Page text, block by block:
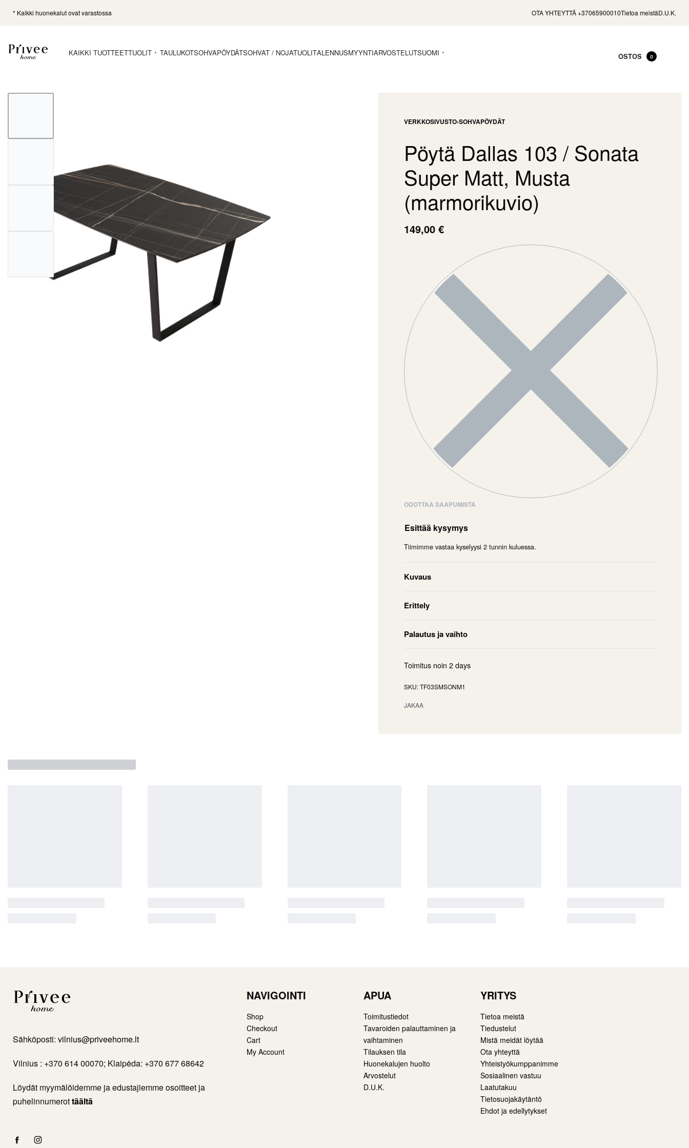
* Kaikki huonekalut ovat varastossa OTA YHTEYTTÄ +37065900010Tietoa meistäD.U.K.
KAIKKI TUOTTEETTUOLIT TAULUKOTSOHVAPÖYDÄTSOHVAT / NOJATUOLITALENNUSMYYNTIARVOSTELUTSUOMI OSTOS 0
VERKKOSIVUSTO›SOHVAPÖYDÄT
Pöytä Dallas 103 / Sonata
Super Matt, Musta
(marmorikuvio)
149,00 €
ODOTTAA SAAPUMISTA
Esittää kysymys
Tiimimme vastaa kyselyysi 2 tunnin kuluessa.
Kuvaus
Erittely
Palautus ja vaihto
Toimitus noin 2 days
TF03SMSONM1
JAKAA
Sähköposti: vilnius@priveehome.lt
Vilnius : +370 614 00070; Klaipėda: +370 677 68642
Löydät myymälöidemme ja edustajiemme osoitteet ja
puhelinnumerottäältä
NAVIGOINTI
Shop
Checkout
Cart
My Account
APUA
Toimitustiedot
Tavaroiden palauttaminen ja
vaihtaminen
Tilauksen tila
Huonekalujen huolto
Arvostelut
D.U.K.
YRITYS
Tietoa meistä
Tiedustelut
Mistä meidät löytää
Ota yhteyttä
Yhteistyökumppanimme
Sosiaalinen vastuu
Laatutakuu
Tietosuojakäytäntö
Ehdot ja edellytykset